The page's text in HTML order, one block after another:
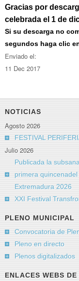
Gracias por
celebrada el 1 de
Si su descarga no
segundos haga clic
Enviado el:
11 Dec 2017
NOTICIAS
Agosto 2026
FESTIVAL
Julio 2026
Publicada la
primera
Extremadura 2026
XXI Festival
PLENO MUNICIPAL
Convocatoria de
Pleno en directo
Plenos digitalizados
ENLACES WEBS DE